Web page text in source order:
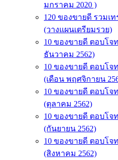
มกราคม 2020 )
120 ของขายดี รวมเ
(วางแผนเตรียมรวย)
10 ของขายดี ตอบโจ
ธันวาคม 2562)
10 ของขายดี ตอบโจ
(เดือน พฤศจิกายน
10 ของขายดี ตอบโจ
(ตุลาคม 2562)
10 ของขายดี ตอบโจ
(กันยายน 2562)
10 ของขายดี ตอบโจ
(สิงหาคม 2562)